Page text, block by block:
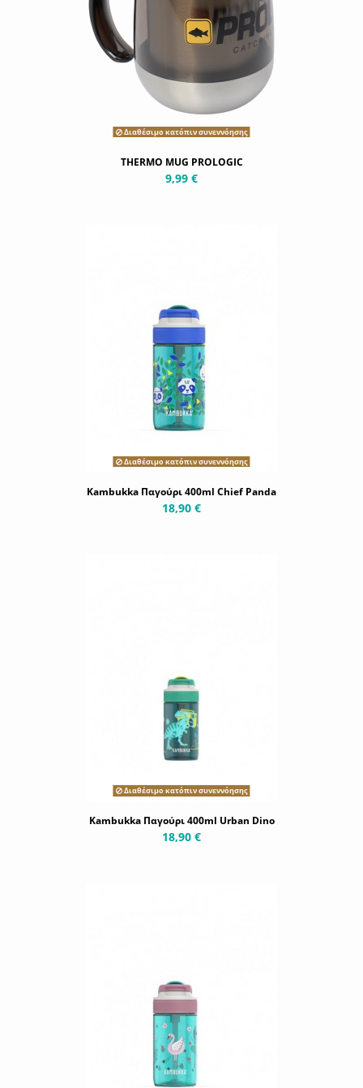
Διαθέσιμο κατόπιν συνεννόησης
THERMO MUG PROLOGIC
9,99 €
Διαθέσιμο κατόπιν συνεννόησης
Kambukka Παγούρι 400ml Chief Panda
18,90 €
Διαθέσιμο κατόπιν συνεννόησης
Kambukka Παγούρι 400ml Urban Dino
18,90 €